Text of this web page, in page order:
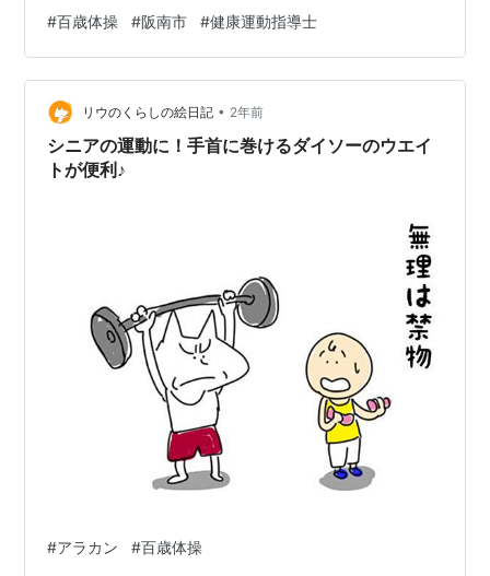
た体操をやるのはあまりやったことなかったけども、
『せっかくワタシが来たからには何か気の利いたことを
言わねばならない』というプレッシャーもあり、注意点
らしきものと「よかったらこんなのもどうぞ」とバリエ
ーションを紹介する。 腕に重りをつけてエクササイズ じ
んわりと効いてきま…
#百歳体操 #阪南市 #健康運動指導士
リウのくらしの絵日記 • 2年前
シニアの運動に！手首に巻けるダイソーのウエイ
トが便利♪
#アラカン #百歳体操